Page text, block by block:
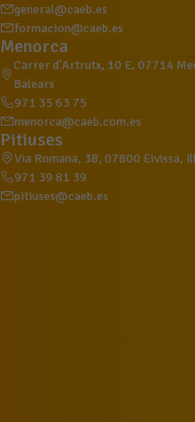
general@caeb.es
formacion@caeb.es
Menorca
Carrer d'Artrutx, 10 E, 07714
Balears
971 35 63 75
menorca@caeb.com.es
Pitiuses
Via Romana, 38, 07800 Eivissa,
971 39 81 39
pitiuses@caeb.es